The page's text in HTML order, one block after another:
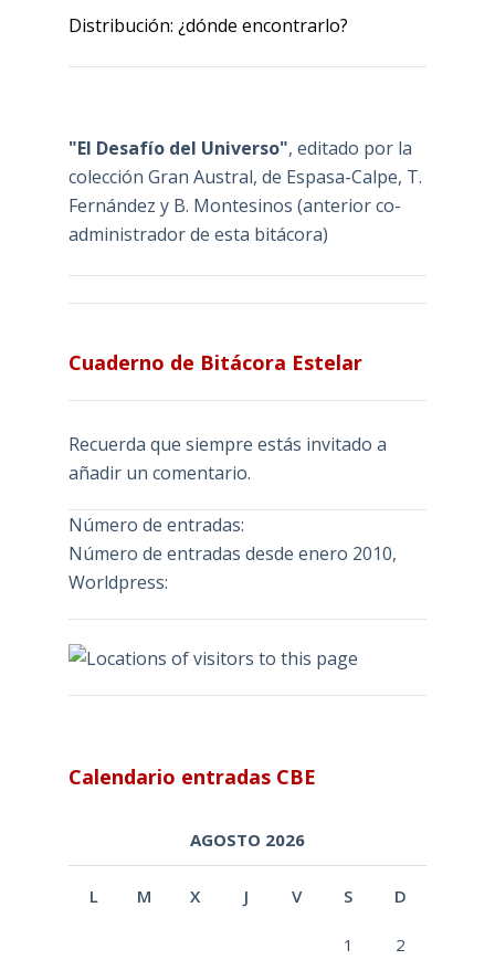
Distribución: ¿dónde encontrarlo?
"El Desafío del Universo", editado por la
colección Gran Austral, de Espasa-Calpe, T.
Fernández y B. Montesinos (anterior co-
administrador de esta bitácora)
Cuaderno de Bitácora Estelar
Recuerda que siempre estás invitado a
añadir un comentario.
Número de entradas:
Número de entradas desde enero 2010,
Worldpress:
Calendario entradas CBE
AGOSTO 2026
L M X J V S D
1 2